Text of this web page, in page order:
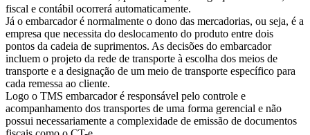
fiscal e contábil ocorrerá automaticamente.
Já o embarcador é normalmente o dono das mercadorias, ou seja, é a
empresa que necessita do deslocamento do produto entre dois
pontos da cadeia de suprimentos. As decisões do embarcador
incluem o projeto da rede de transporte à escolha dos meios de
transporte e a designação de um meio de transporte específico para
cada remessa ao cliente.
Logo o TMS embarcador é responsável pelo controle e
acompanhamento dos transportes de uma forma gerencial e não
possui necessariamente a complexidade de emissão de documentos